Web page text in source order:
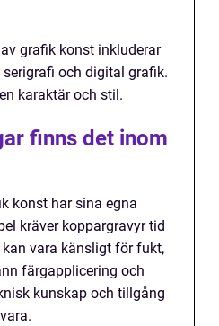
grafik konst inkluderar
och digital grafik.
karaktär och stil.
finns det inom
konst har sina egna
kräver koppargravyr tid
vara känsligt för fukt,
färgapplicering och
kunskap och tillgång